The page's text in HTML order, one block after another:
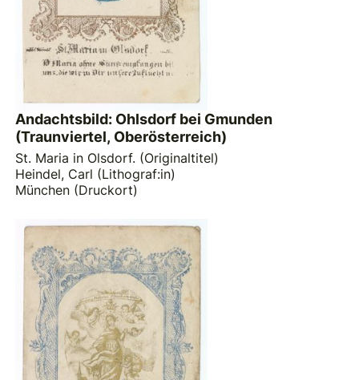
Andachtsbild: Ohlsdorf bei Gmunden
(Traunviertel, Oberösterreich)
St. Maria in Olsdorf. (Originaltitel)
Heindel, Carl (Lithograf:in)
München (Druckort)